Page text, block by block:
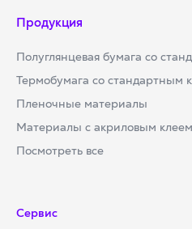
Продукция
Полуглянцевая бумага со
Термобумага со стандартным
Пленочные материалы
Материалы с акриловым клеем
Посмотреть все
Сервис